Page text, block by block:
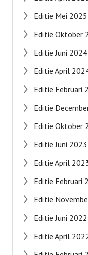
Editie Mei 2025
Editie Oktober
Editie Juni 2024
Editie April
Editie Februari
Editie
Editie Oktober
Editie Juni 2023
Editie April
Editie Februari
Editie
Editie Juni 2022
Editie April